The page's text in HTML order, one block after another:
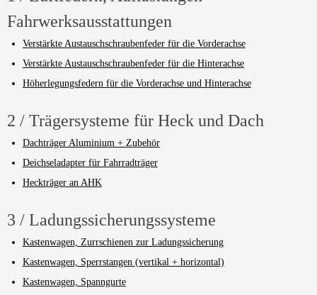
Fahrwerksausstattungen
Verstärkte Austauschschraubenfeder für die Vorderachse
Verstärkte Austauschschraubenfeder für die Hinterachse
Höherlegungsfedern für die Vorderachse und Hinterachse
2 / Trägersysteme für Heck und Dach
Dachträger Aluminium + Zubehör
Deichseladapter für Fahrradträger
Heckträger an AHK
3 / Ladungssicherungssysteme
Kastenwagen, Zurrschienen zur Ladungssicherung
Kastenwagen, Sperrstangen (vertikal + horizontal)
Kastenwagen, Spanngurte